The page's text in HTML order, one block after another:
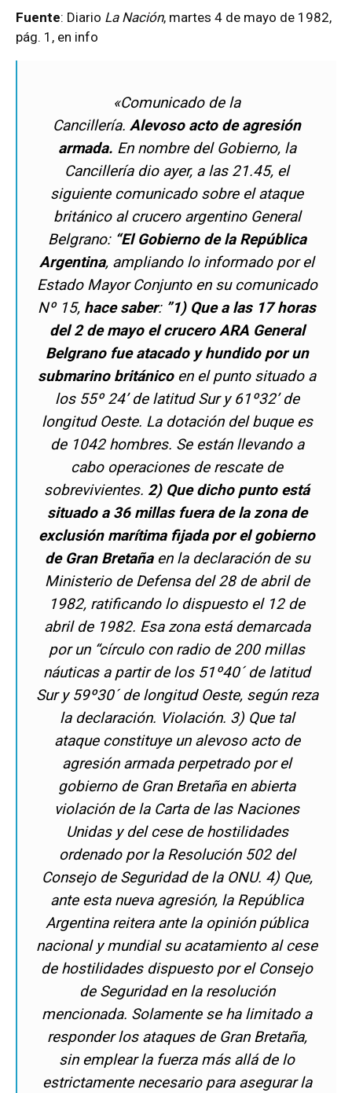
Fuente: Diario La Nación, martes 4 de mayo de 1982,
pág. 1, en info
«Comunicado de la
Cancillería. Alevosoacto de agresión
armada. En nombre del Gobierno, la
Cancillería dio ayer, a las 21.45, el
siguiente comunicado sobre el ataque
británico al crucero argentino General
Belgrano: “El Gobierno de la República
Argentina, ampliando lo informado por el
Estado Mayor Conjunto en su comunicado
Nº 15, hace saber: ”1) Que a las 17 horas
del 2 de mayo el crucero ARA General
Belgrano fue atacado y hundido por un
submarino británico en el punto situado a
los 55º 24’ de latitud Sur y 61º32’ de
longitud Oeste. La dotación del buque es
de 1042 hombres. Se están llevando a
cabo operaciones de rescate de
sobrevivientes. 2) Que dicho punto está
situado a 36 millas fuera de la zona de
exclusión marítima fijada por el gobierno
de Gran Bretaña en la declaración de su
Ministerio de Defensa del 28 de abril de
1982, ratificando lo dispuesto el 12 de
abril de 1982. Esa zona está demarcada
por un “círculo con radio de 200 millas
náuticas a partir de los 51º40´ de latitud
Sur y 59º30´ de longitud Oeste, según reza
la declaración. Violación. 3) Que tal
ataque constituye un alevoso acto de
agresión armada perpetrado por el
gobierno de Gran Bretaña en abierta
violación de la Carta de las Naciones
Unidas y del cese de hostilidades
ordenado por la Resolución 502 del
Consejo de Seguridad de la ONU. 4) Que,
ante esta nueva agresión, la República
Argentina reitera ante la opinión pública
nacional y mundial su acatamiento al cese
de hostilidades dispuesto por el Consejo
de Seguridad en la resolución
mencionada. Solamente se ha limitado a
responder los ataques de Gran Bretaña,
sin emplear la fuerza más allá de lo
estrictamente necesario para asegurar la